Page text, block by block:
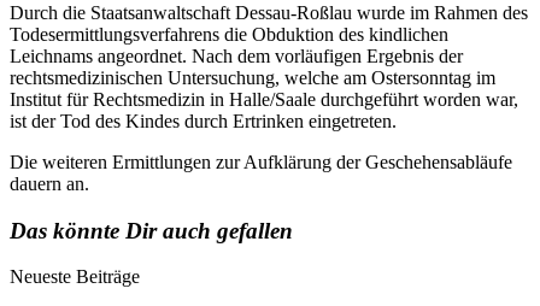
Durch die Staatsanwaltschaft Dessau-Roßlau wurde im Rahmen des
Todesermittlungsverfahrens die Obduktion des kindlichen
Leichnams angeordnet. Nach dem vorläufigen Ergebnis der
rechtsmedizinischen Untersuchung, welche am Ostersonntag im
Institut für Rechtsmedizin in Halle/Saale durchgeführt worden war,
ist der Tod des Kindes durch Ertrinken eingetreten.
Die weiteren Ermittlungen zur Aufklärung der Geschehensabläufe
dauern an.
Das könnte Dir auch gefallen
Neueste Beiträge